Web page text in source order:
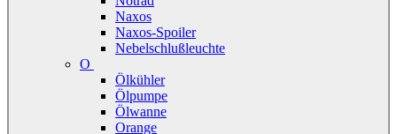
Naxos
Naxos-Spoiler
Nebelschlußleuchte
O
Ölkühler
Ölpumpe
Ölwanne
Orange